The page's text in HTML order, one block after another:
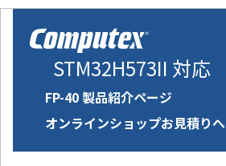
STM32H573II 対応
FP-40 製品紹介ページ
オンラインショップお見積りへ